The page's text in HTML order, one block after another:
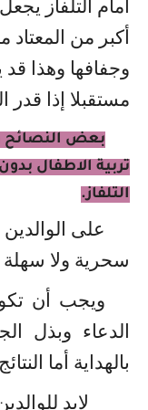
أمام التلفاز
أكبر من
وجفافها وهذا
مستقبلا إذا قدر
بعض النصائح
تربية الاطفال
التلفاز.
على
سحرية ولا سهلة
ويجب أن
الدعاء وبذل
بالهداية أما
لابد